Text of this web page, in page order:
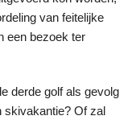
van feitelijke
een bezoek ter
derde golf als gevolg
skivakantie? Of zal